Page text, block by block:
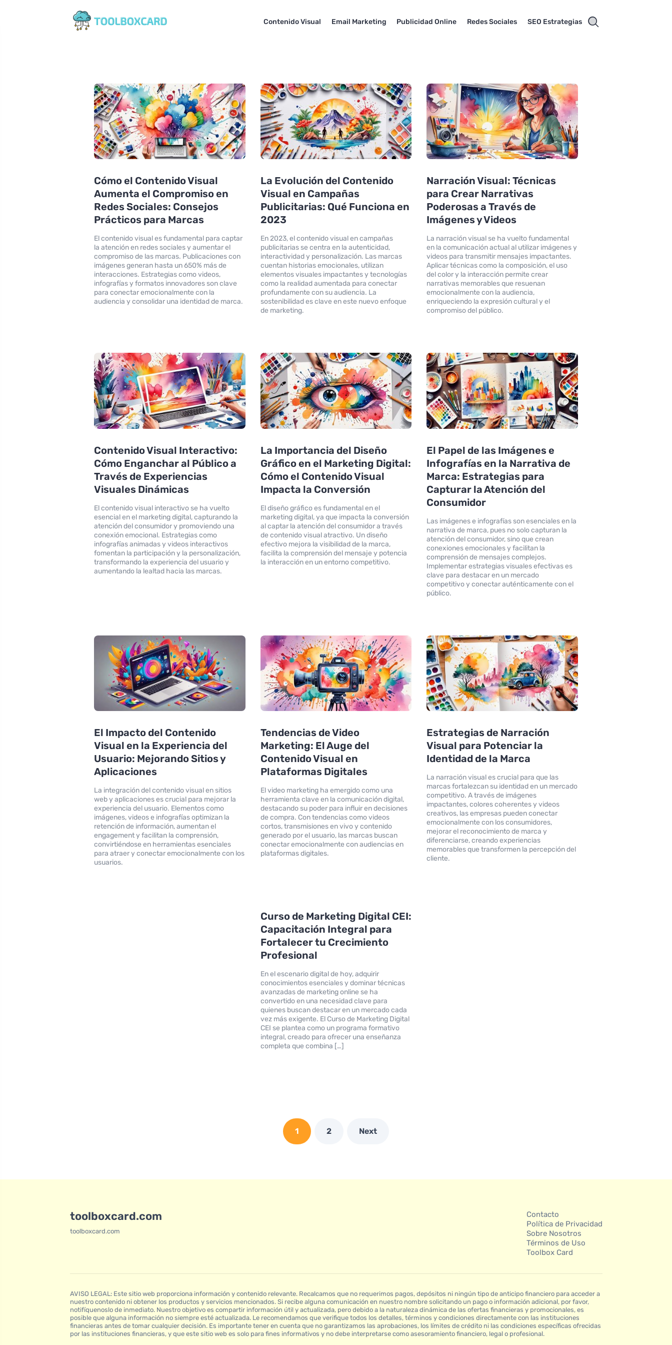
Contenido Visual Email Marketing Publicidad Online Redes Sociales SEO Estrategias
Cómo el Contenido Visual
Aumenta el Compromiso en
Redes Sociales: Consejos
Prácticos para Marcas
El contenido visual es fundamental para captar
la atención en redes sociales y aumentar el
compromiso de las marcas. Publicaciones con
imágenes generan hasta un 650% más de
interacciones. Estrategias como videos,
infografías y formatos innovadores son clave
para conectar emocionalmente con la
audiencia y consolidar una identidad de marca.
La Evolución del Contenido
Visual en Campañas
Publicitarias: Qué Funciona en
2023
En 2023, el contenido visual en campañas
publicitarias se centra en la autenticidad,
interactividad y personalización. Las marcas
cuentan historias emocionales, utilizan
elementos visuales impactantes y tecnologías
como la realidad aumentada para conectar
profundamente con su audiencia. La
sostenibilidad es clave en este nuevo enfoque
de marketing.
Narración Visual: Técnicas
para Crear Narrativas
Poderosas a Través de
Imágenes y Videos
La narración visual se ha vuelto fundamental
en la comunicación actual al utilizar imágenes y
videos para transmitir mensajes impactantes.
Aplicar técnicas como la composición, el uso
del color y la interacción permite crear
narrativas memorables que resuenan
emocionalmente con la audiencia,
enriqueciendo la expresión cultural y el
compromiso del público.
Contenido Visual Interactivo:
Cómo Enganchar al Público a
Través de Experiencias
Visuales Dinámicas
El contenido visual interactivo se ha vuelto
esencial en el marketing digital, capturando la
atención del consumidor y promoviendo una
conexión emocional. Estrategias como
infografías animadas y videos interactivos
fomentan la participación y la personalización,
transformando la experiencia del usuario y
aumentando la lealtad hacia las marcas.
La Importancia del Diseño
Gráfico en el Marketing Digital:
Cómo el Contenido Visual
Impacta la Conversión
El diseño gráfico es fundamental en el
marketing digital, ya que impacta la conversión
al captar la atención del consumidor a través
de contenido visual atractivo. Un diseño
efectivo mejora la visibilidad de la marca,
facilita la comprensión del mensaje y potencia
la interacción en un entorno competitivo.
El Papel de las Imágenes e
Infografías en la Narrativa de
Marca: Estrategias para
Capturar la Atención del
Consumidor
Las imágenes e infografías son esenciales en la
narrativa de marca, pues no solo capturan la
atención del consumidor, sino que crean
conexiones emocionales y facilitan la
comprensión de mensajes complejos.
Implementar estrategias visuales efectivas es
clave para destacar en un mercado
competitivo y conectar auténticamente con el
público.
El Impacto del Contenido
Visual en la Experiencia del
Usuario: Mejorando Sitios y
Aplicaciones
La integración del contenido visual en sitios
web y aplicaciones es crucial para mejorar la
experiencia del usuario. Elementos como
imágenes, videos e infografías optimizan la
retención de información, aumentan el
engagement y facilitan la comprensión,
convirtiéndose en herramientas esenciales
para atraer y conectar emocionalmente con los
usuarios.
Tendencias de Video
Marketing: El Auge del
Contenido Visual en
Plataformas Digitales
El video marketing ha emergido como una
herramienta clave en la comunicación digital,
destacando su poder para influir en decisiones
de compra. Con tendencias como videos
cortos, transmisiones en vivo y contenido
generado por el usuario, las marcas buscan
conectar emocionalmente con audiencias en
plataformas digitales.
Estrategias de Narración
Visual para Potenciar la
Identidad de la Marca
La narración visual es crucial para que las
marcas fortalezcan su identidad en un mercado
competitivo. A través de imágenes
impactantes, colores coherentes y videos
creativos, las empresas pueden conectar
emocionalmente con los consumidores,
mejorar el reconocimiento de marca y
diferenciarse, creando experiencias
memorables que transformen la percepción del
cliente.
Curso de Marketing Digital CEI:
Capacitación Integral para
Fortalecer tu Crecimiento
Profesional
En el escenario digital de hoy, adquirir
conocimientos esenciales y dominar técnicas
avanzadas de marketing online se ha
convertido en una necesidad clave para
quienes buscan destacar en un mercado cada
vez más exigente. El Curso de Marketing Digital
CEI se plantea como un programa formativo
integral, creado para ofrecer una enseñanza
completa que combina […]
1 2 Next
toolboxcard.com
toolboxcard.com
Contacto
Política de Privacidad
Sobre Nosotros
Términos de Uso
Toolbox Card
AVISO LEGAL: Este sitio web proporciona información y contenido relevante. Recalcamos que no requerimos pagos, depósitos ni ningún tipo de anticipo financiero para acceder a
nuestro contenido ni obtener los productos y servicios mencionados. Si recibe alguna comunicación en nuestro nombre solicitando un pago o información adicional, por favor,
notifíquenoslo de inmediato. Nuestro objetivo es compartir información útil y actualizada, pero debido a la naturaleza dinámica de las ofertas financieras y promocionales, es
posible que alguna información no siempre esté actualizada. Le recomendamos que verifique todos los detalles, términos y condiciones directamente con las instituciones
financieras antes de tomar cualquier decisión. Es importante tener en cuenta que no garantizamos las aprobaciones, los límites de crédito ni las condiciones específicas ofrecidas
por las instituciones financieras, y que este sitio web es solo para fines informativos y no debe interpretarse como asesoramiento financiero, legal o profesional.